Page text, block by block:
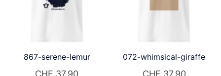
867-serene-lemur
CHF 37.90
072-whimsical-giraffe
CHF 37.90